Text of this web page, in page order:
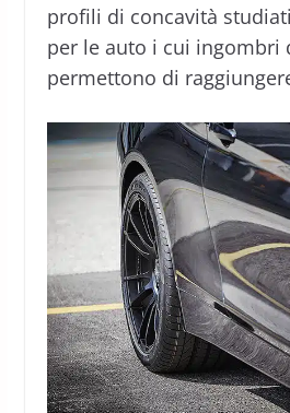
profili di concavità
per le auto i cui ingombri
permettono di